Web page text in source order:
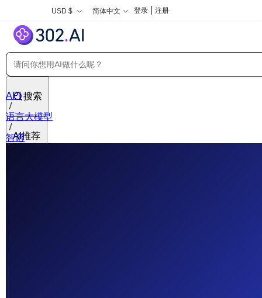
USD $ 简体中文 登录 注册
搜索
AI推荐
API
语言大模型
智谱